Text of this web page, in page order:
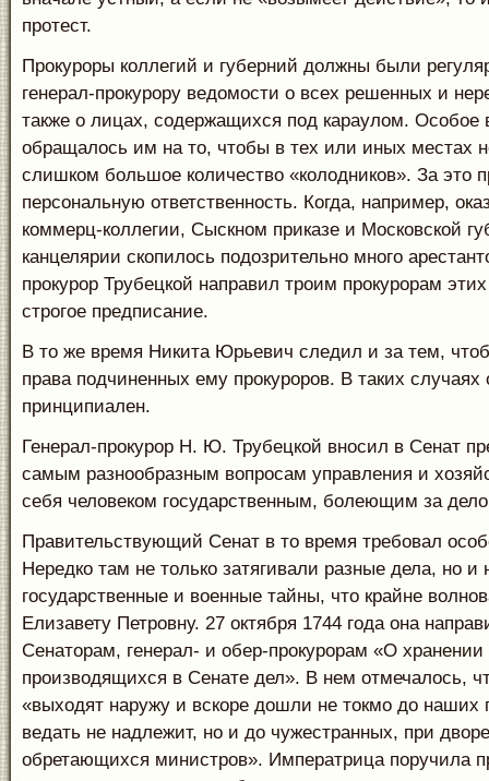
протест.
Прокуроры коллегий и губерний должны были
генерал-прокурору ведомости о всех решенных и
также о лицах, содержащихся под караулом. Особое
обращалось им на то, чтобы в тех или иных местах
слишком большое количество «колодников». За это
персональную ответственность. Когда, например,
коммерц-коллегии, Сыскном приказе и Московской
канцелярии скопилось подозрительно много
прокурор Трубецкой направил троим прокурорам
строгое предписание.
В то же время Никита Юрьевич следил и за тем,
права подчиненных ему прокуроров. В таких случаях
принципиален.
Генерал-прокурор Н. Ю. Трубецкой вносил в Сенат
самым разнообразным вопросам управления и
себя человеком государственным, болеющим за
Правительствующий Сенат в то время требовал
Нередко там не только затягивали разные дела, но и
государственные и военные тайны, что крайне
Елизавету Петровну. 27 октября 1744 года она
Сенаторам, генерал- и обер-прокурорам «О хранении
производящихся в Сенате дел». В нем отмечалось,
«выходят наружу и вскоре дошли не токмо до наших
ведать не надлежит, но и до чужестранных, при
обретающихся министров». Императрица поручила